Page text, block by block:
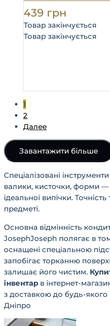
439 грн
Товар закінчується
Товар закінчується
1
2
Далее
Завантажити більше
Спеціалізовані
валики, кисточки, форми
ідеальної випічки.
предметі.
Основна відмінність
JosephJoseph полягає в
оснащені спеціальною
запобігає торканню
залишає його чистим.
інвентар в інтернет-
з доставкою до будь-якого
Дніпро